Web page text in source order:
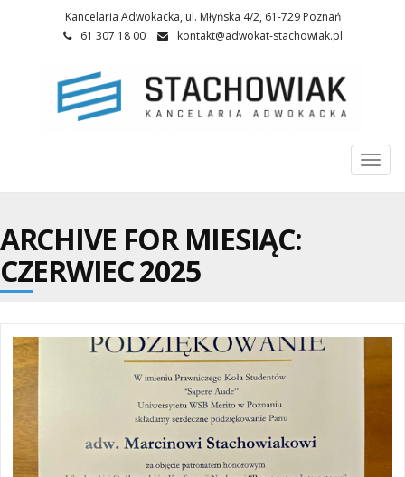
Kancelaria Adwokacka, ul. Młyńska 4/2, 61-729 Poznań
61 307 18 00
kontakt@adwokat-stachowiak.pl
ARCHIVE FOR MIESIĄC:
CZERWIEC 2025